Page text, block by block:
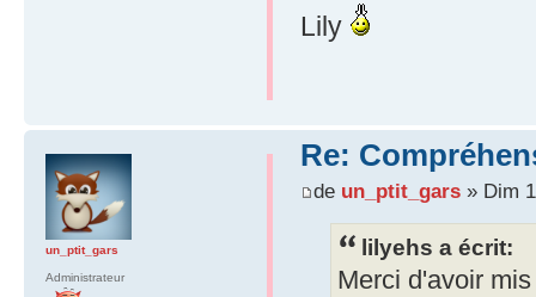
Lily
Re:
de un_ptit_gars» Dim
lilyehs a écrit:
Merci d'avoir
un_ptit_gars
Administrateur